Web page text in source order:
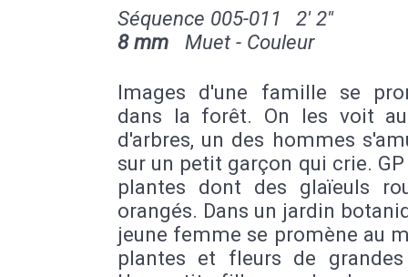
Séquence 005-011
2' 2''
8 mm Muet - Couleur
Images d'une famille se
dans la forêt. On les voit
d'arbres, un des hommes
sur un petit garçon qui crie.
plantes dont des glaïeuls
orangés. Dans un jardin
jeune femme se promène au
plantes et fleurs de